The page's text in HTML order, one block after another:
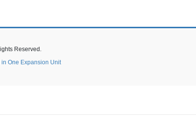
Reserved.
in One Expansion Unit